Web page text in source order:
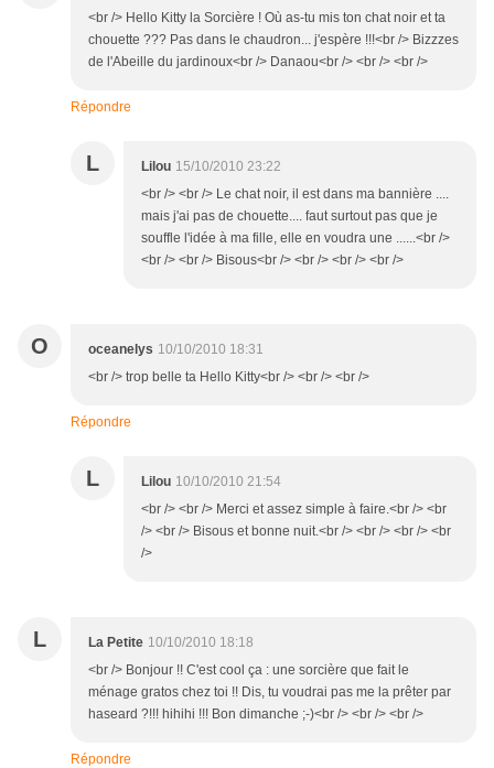
<br /> Hello Kitty la Sorcière ! Où as-tu mis ton chat noir et ta
chouette ??? Pas dans le chaudron... j'espère !!!<br /> Bizzzes
de l'Abeille du jardinoux<br /> Danaou<br /> <br /> <br />
Répondre
L Lilou 15/10/2010 23:22
<br /> <br /> Le chat noir, il est dans ma bannière ....
mais j'ai pas de chouette.... faut surtout pas que je
souffle l'idée à ma fille, elle en voudra une ......<br />
<br /> <br /> Bisous<br /> <br /> <br /> <br />
O oceanelys 10/10/2010 18:31
<br /> trop belle ta Hello Kitty<br /> <br /> <br />
Répondre
L Lilou 10/10/2010 21:54
<br /> <br /> Merci et assez simple à faire.<br /> <br
/> <br /> Bisous et bonne nuit.<br /> <br /> <br /> <br
/>
L La Petite 10/10/2010 18:18
<br /> Bonjour !! C'est cool ça : une sorcière que fait le
ménage gratos chez toi !! Dis, tu voudrai pas me la prêter par
haseard ?!!! hihihi !!! Bon dimanche ;-)<br /> <br /> <br />
Répondre